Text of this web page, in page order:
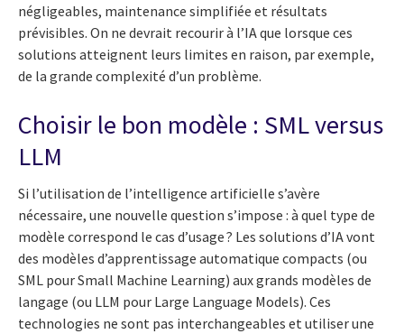
négligeables, maintenance simplifiée et résultats
prévisibles. On ne devrait recourir à l’IA que lorsque ces
solutions atteignent leurs limites en raison, par exemple,
de la grande complexité d’un problème.
Choisir le bon modèle : SML versus
LLM
Si l’utilisation de l’intelligence artificielle s’avère
nécessaire, une nouvelle question s’impose : à quel type de
modèle correspond le cas d’usage ? Les solutions d’IA vont
des modèles d’apprentissage automatique compacts (ou
SML pour Small Machine Learning) aux grands modèles de
langage (ou LLM pour Large Language Models). Ces
technologies ne sont pas interchangeables et utiliser une